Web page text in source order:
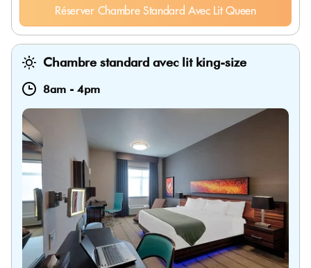
Réserver Chambre Standard Avec Lit Queen
Chambre standard avec lit king-size
8am - 4pm